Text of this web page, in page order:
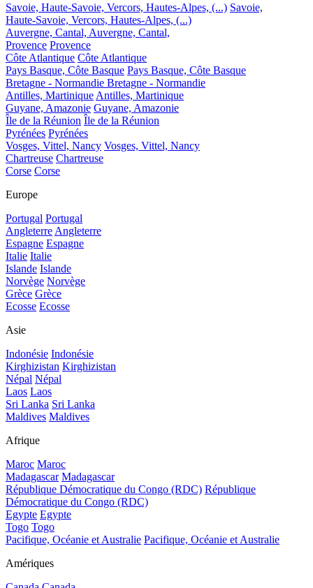
Savoie, Haute-Savoie, Vercors, Hautes-Alpes, (...) Savoie,
Haute-Savoie, Vercors, Hautes-Alpes, (...)
Auvergne, Cantal, Auvergne, Cantal,
Provence Provence
Côte Atlantique Côte Atlantique
Pays Basque, Côte Basque Pays Basque, Côte Basque
Bretagne - Normandie Bretagne - Normandie
Antilles, Martinique Antilles, Martinique
Guyane, Amazonie Guyane, Amazonie
Île de la Réunion Île de la Réunion
Pyrénées Pyrénées
Vosges, Vittel, Nancy Vosges, Vittel, Nancy
Chartreuse Chartreuse
Corse Corse
Europe
Portugal Portugal
Angleterre Angleterre
Espagne Espagne
Italie Italie
Islande Islande
Norvège Norvège
Grèce Grèce
Ecosse Ecosse
Asie
Indonésie Indonésie
Kirghizistan Kirghizistan
Népal Népal
Laos Laos
Sri Lanka Sri Lanka
Maldives Maldives
Afrique
Maroc Maroc
Madagascar Madagascar
République Démocratique du Congo (RDC) République
Démocratique du Congo (RDC)
Egypte Egypte
Togo Togo
Pacifique, Océanie et Australie Pacifique, Océanie et Australie
Amériques